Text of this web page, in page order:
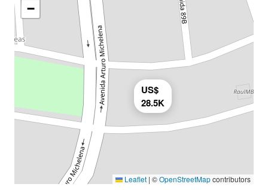
US$
28.5K
−
Leaflet | ©OpenStreetMapcontributors